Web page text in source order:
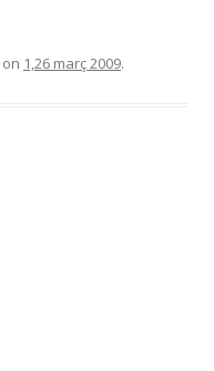
on 1,26 març 2009.